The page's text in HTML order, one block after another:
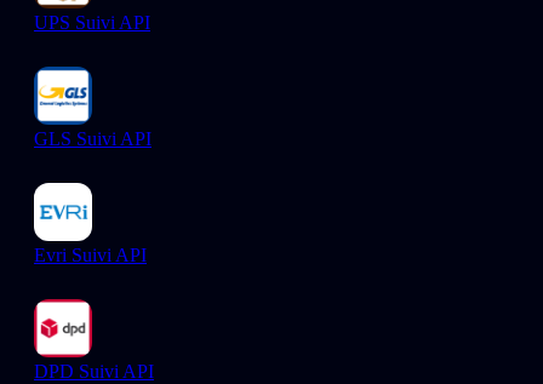
UPS Suivi API
GLS Suivi API
Evri Suivi API
DPD Suivi API